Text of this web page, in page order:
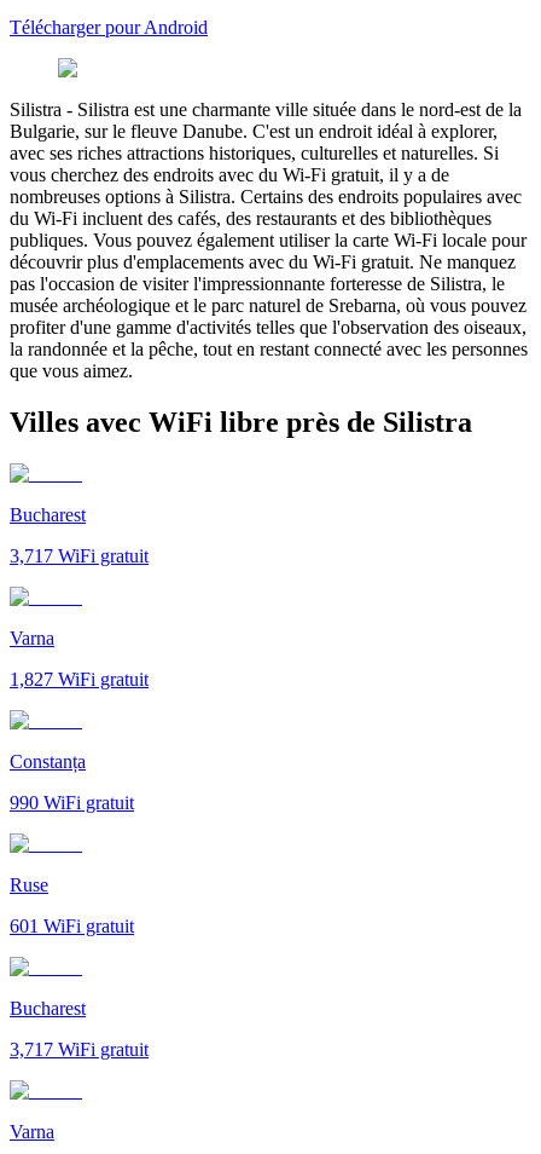
Télécharger pour Android
Silistra - Silistra est une charmante ville située dans le nord-est de la
Bulgarie, sur le fleuve Danube. C'est un endroit idéal à explorer,
avec ses riches attractions historiques, culturelles et naturelles. Si
vous cherchez des endroits avec du Wi-Fi gratuit, il y a de
nombreuses options à Silistra. Certains des endroits populaires avec
du Wi-Fi incluent des cafés, des restaurants et des bibliothèques
publiques. Vous pouvez également utiliser la carte Wi-Fi locale pour
découvrir plus d'emplacements avec du Wi-Fi gratuit. Ne manquez
pas l'occasion de visiter l'impressionnante forteresse de Silistra, le
musée archéologique et le parc naturel de Srebarna, où vous pouvez
profiter d'une gamme d'activités telles que l'observation des oiseaux,
la randonnée et la pêche, tout en restant connecté avec les personnes
que vous aimez.
Villes avec WiFi libre près de Silistra
Bucharest
3,717 WiFi gratuit
Varna
1,827 WiFi gratuit
Constanța
990 WiFi gratuit
Ruse
601 WiFi gratuit
Bucharest
3,717 WiFi gratuit
Varna